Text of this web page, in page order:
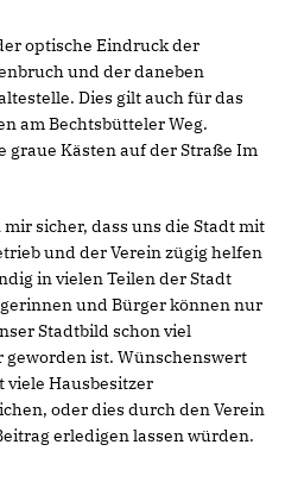
optische Eindruck der
und der daneben
Dies gilt auch für das
am Bechtsbütteler Weg.
graue Kästen auf der Straße Im
sicher, dass uns die Stadt mit
und der Verein zügig helfen
in vielen Teilen der Stadt
und Bürger können nur
Stadtbild schon viel
ist. Wünschenswert
viele Hausbesitzer
oder dies durch den Verein
erledigen lassen würden.